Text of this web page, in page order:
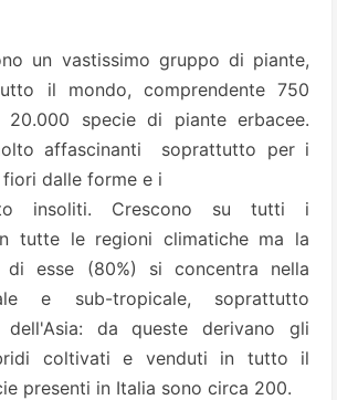
un vastissimo gruppo di piante,
il mondo, comprendente 750
specie di piante erbacee.
affascinanti soprattutto per i
dalle forme e i
insoliti. Crescono su tutti i
tutte le regioni climatiche ma la
di esse (80%) si concentra nella
e sub-tropicale, soprattutto
dell'Asia: da queste derivano gli
coltivati e venduti in tutto il
presenti in Italia sono circa 200.